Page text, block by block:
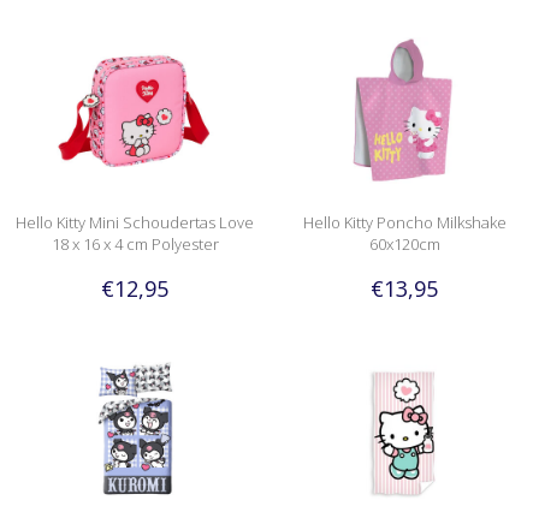
Hello Kitty Mini Schoudertas Love
18 x 16 x 4 cm Polyester
€12,95
Hello Kitty Poncho Milkshake
60x120cm
€13,95